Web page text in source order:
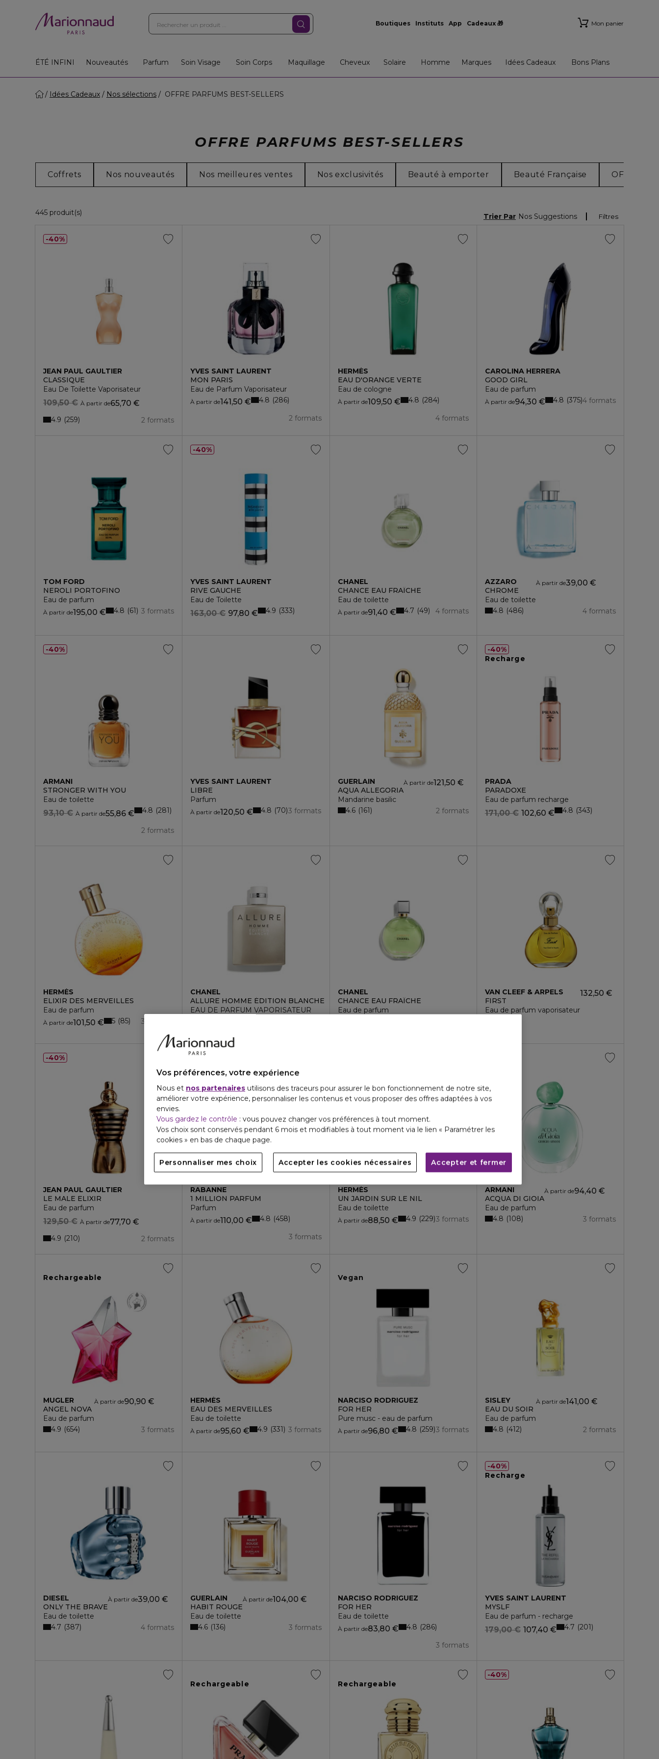
Boutiques Instituts App Cadeaux 🎁 Mon panier
ÉTÉ INFINI Nouveautés Parfum Soin Visage Soin Corps Maquillage Cheveux Solaire Homme Marques Idées Cadeaux Bons Plans
Idées Cadeaux Nos sélections OFFRE PARFUMS BEST-SELLERS
OFFRE PARFUMS BEST-SELLERS
Coffrets Nos nouveautés Nos meilleures ventes Nos exclusivités Beauté à emporter Beauté Française OFFRE
445 produit(s) Filtres
Trier Par Nos Suggestions
JEAN PAUL GAULTIER
CLASSIQUE
Eau De Toilette Vaporisateur
À partir de65,70 €
109,50 €
2 formats
4.9 259
40%
YVES SAINT LAURENT
MON PARIS
Eau de Parfum Vaporisateur
À partir de141,50 €
2 formats
4.8 286
HERMÈS
EAU D'ORANGE VERTE
Eau de cologne
À partir de109,50 €
4 formats
4.8 284
CAROLINA HERRERA
GOOD GIRL
Eau de parfum
À partir de94,30 € 4 formats
4.8 375
TOM FORD
NEROLI PORTOFINO
Eau de parfum
À partir de195,00 € 3 formats
4.8 61
YVES SAINT LAURENT
RIVE GAUCHE
Eau de Toilette
97,80 €
163,00 € 4.9 333
40%
CHANEL
CHANCE EAU FRAÎCHE
Eau de toilette
À partir de91,40 € 4 formats
4.7 49
AZZARO
CHROME
Eau de toilette
À partir de39,00 €
4 formats
4.8 486
ARMANI
STRONGER WITH YOU
Eau de toilette
À partir de55,86 €
93,10 €
2 formats
4.8 281
40%
YVES SAINT LAURENT
LIBRE
Parfum
À partir de120,50 € 3 formats
4.8 70
GUERLAIN
AQUA ALLEGORIA
Mandarine basilic
À partir de121,50 €
2 formats
4.6 161
Recharge
PRADA
PARADOXE
Eau de parfum recharge
102,60 €
171,00 € 4.8 343
40%
HERMÈS
ELIXIR DES MERVEILLES
Eau de parfum
À partir de101,50 € 3 formats
5 85
CHANEL
ALLURE HOMME ÉDITION BLANCHE
EAU DE PARFUM VAPORISATEUR
CHANEL
CHANCE EAU FRAÎCHE
Eau de parfum
VAN CLEEF & ARPELS
FIRST
Eau de parfum vaporisateur
132,50 €
JEAN PAUL GAULTIER
LE MALE ELIXIR
Eau de parfum
À partir de77,70 €
129,50 €
2 formats
4.9 210
40%
RABANNE
1 MILLION PARFUM
Parfum
À partir de110,00 €
3 formats
4.8 458
HERMÈS
UN JARDIN SUR LE NIL
Eau de toilette
À partir de88,50 € 3 formats
4.9 229
ARMANI
ACQUA DI GIOIA
Eau de parfum
À partir de94,40 €
3 formats
4.8 108
Rechargeable
MUGLER
ANGEL NOVA
Eau de parfum
À partir de90,90 €
3 formats
4.9 654
HERMÈS
EAU DES MERVEILLES
Eau de toilette
À partir de95,60 € 3 formats
4.9 331
Vegan
NARCISO RODRIGUEZ
FOR HER
Pure musc - eau de parfum
À partir de96,80 € 3 formats
4.8 259
SISLEY
EAU DU SOIR
Eau de parfum
À partir de141,00 €
2 formats
4.8 412
DIESEL
ONLY THE BRAVE
Eau de toilette
À partir de39,00 €
4 formats
4.7 387
GUERLAIN
HABIT ROUGE
Eau de toilette
À partir de104,00 €
3 formats
4.6 136
NARCISO RODRIGUEZ
FOR HER
Eau de toilette
À partir de83,80 €
3 formats
4.8 286
Recharge
YVES SAINT LAURENT
MYSLF
Eau de parfum - recharge
107,40 €
179,00 € 4.7 201
40%
Rechargeable Rechargeable
40%
Vos préférences, votre expérience
Nous et nos partenaires utilisons des traceurs pour assurer le bon fonctionnement de notre site,
améliorer votre expérience, personnaliser les contenus et vous proposer des offres adaptées à vos
envies.
Vous gardez le contrôle : vous pouvez changer vos préférences à tout moment.
Vos choix sont conservés pendant 6 mois et modifiables à tout moment via le lien « Paramétrer les
cookies » en bas de chaque page.
Personnaliser mes choix Accepter les cookies nécessaires Accepter et fermer